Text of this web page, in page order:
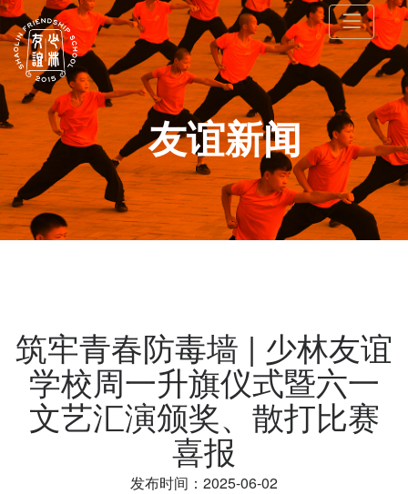
友谊新闻
筑牢青春防毒墙 | 少林友谊
学校周一升旗仪式暨六一
文艺汇演颁奖、散打比赛
喜报
发布时间：2025-06-02